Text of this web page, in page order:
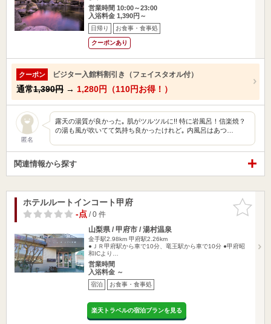
営業時間 10:00～23:00
入浴料金 1,390円～
日帰り お食事・食事処
クーポンあり
クーポン ビジター入館料割引き（フェイスタオル付）
通常1,390円 → 1,280円（110円お得！）
匿名
露天の湯質が良かった｡ 肌がツルツルに!! 特に岩風呂！信楽焼？
の湯も風が吹いてて気持ち良かったけれど｡ 内風呂はあつ…
関連情報から探す
お気に入
りに追加
ホテルルートインコート甲府
-点/ 0 件
山梨県 / 甲府市 / 湯村温泉
金手駅2.98km 甲府駅2.26km
●ＪＲ甲府駅から車で10分、竜王駅から車で10分 ●甲府昭
和ICより…
営業時間
入浴料金 ～
宿泊 お食事・食事処
楽天トラベルの宿泊プランを見る